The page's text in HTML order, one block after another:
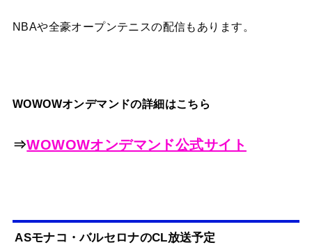
NBAや全豪オープンテニスの配信もあります。
WOWOWオンデマンドの詳細はこちら
⇒WOWOWオンデマンド公式サイト
ASモナコ・バルセロナのCL放送予定